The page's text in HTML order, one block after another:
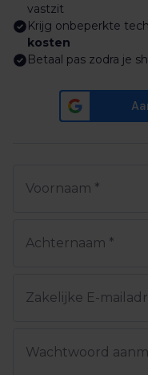
vastzit
Krijg onbeperkte
kosten
Betaal pas zodra je
Voornaam *
Achternaam *
Zakelijke E-
Wachtwoord